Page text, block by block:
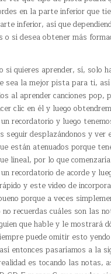
en la parte inferior que
inferior, así que
o si desea obtener más
si quieres aprender, sí, solo
sea la mejor pista para ti, así
al aprender canciones pop,
clic en él y luego
recordatorio y luego
seguir desplazándonos y ver
están atenuados porque
lineal, por lo que
recordatorio de acorde y
y este video de
porque a veces
recuerdas cuáles son las
que hable y le mostrará
puede omitir esto
entonces pasaríamos a la
es tocando las notas,